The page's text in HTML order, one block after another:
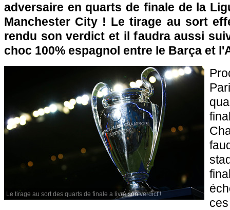
adversaire en quarts de finale de la
Manchester City ! Le tirage au sort
rendu son verdict et il faudra aussi
choc 100% espagnol entre le Barça et
Le tirage au sort des quarts de finale a livré son verdict !